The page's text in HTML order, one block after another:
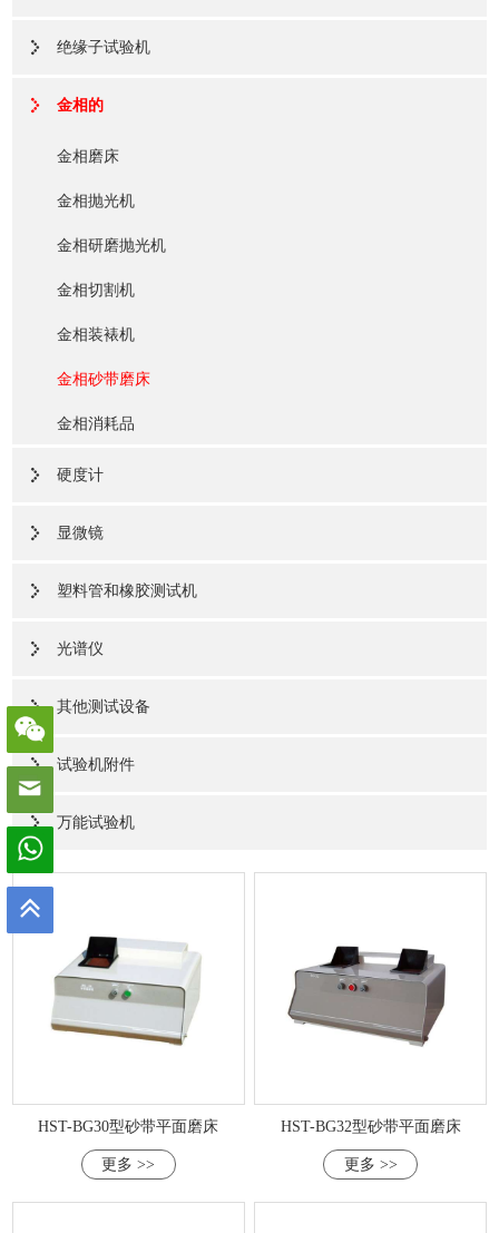
绝缘子试验机
金相的
金相磨床
金相抛光机
金相研磨抛光机
金相切割机
金相装裱机
金相砂带磨床
金相消耗品
硬度计
显微镜
塑料管和橡胶测试机
光谱仪
其他测试设备
试验机附件
万能试验机
HST-BG30型砂带平面磨床
更多 >>
HST-BG32型砂带平面磨床
更多 >>